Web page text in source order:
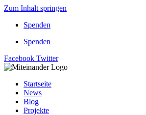
Zum Inhalt springen
Spenden
Spenden
Facebook Twitter
Startseite
News
Blog
Projekte